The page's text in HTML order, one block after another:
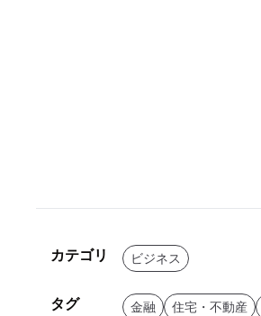
カテゴリ ビジネス
タグ 金融 住宅・不動産